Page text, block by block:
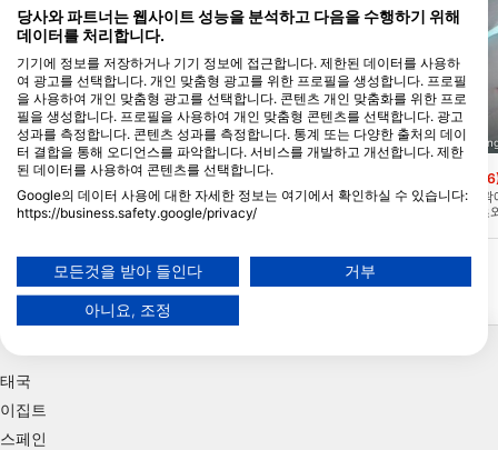
Scuba Guam, 96913 Tamuning
Agana Bay(★4.5)
AMT 비치 하우스 다이빙 숍 앞에 위치한 아
름다운 암초. 산호초 물고기의 풍부한 하드
Scuba Guam, 96913
알루파르트 섬 바로 외
단하고 부드러운 산호
이것은 훌륭한 야간 다
보트로 이루어집니다.
인기 있는 여행지
태국
이집트
스페인
당사와 파트너는 웹사이트 성능을 분석하고 다음을 수행하기 위해
데이터를 처리합니다.
기기에 정보를 저장하거나 기기 정보에 접근합니다. 제한된 데이터를 사용하
여 광고를 선택합니다. 개인 맞춤형 광고를 위한 프로필을 생성합니다. 프로필
을 사용하여 개인 맞춤형 광고를 선택합니다. 콘텐츠 개인 맞춤화를 위한 프로
필을 생성합니다. 프로필을 사용하여 개인 맞춤형 콘텐츠를 선택합니다. 광고
성과를 측정합니다. 콘텐츠 성과를 측정합니다. 통계 또는 다양한 출처의 데이
터 결합을 통해 오디언스를 파악합니다. 서비스를 개발하고 개선합니다. 제한
된 데이터를 사용하여 콘텐츠를 선택합니다.
Google의 데이터 사용에 대한 자세한 정보는 여기에서 확인하실 수 있습니다:
https://business.safety.google/privacy/
귀하의 동의와 cookie 정책은 이 웹사이트/앱에만 적용됩니다.
파트너 목록 보기 (1 IAB 벤더)
당사는 귀하의 데이터를 다음 목적으로 사용합니다:
Use limited data to select advertising
모든것을 받아 들인다 거부
아니요, 조정